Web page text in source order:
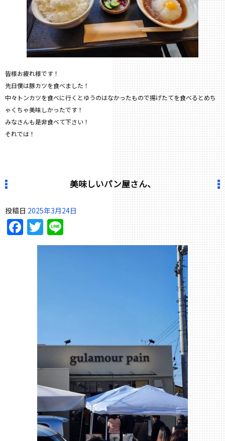
皆様お疲れ様です！
先日僕は豚カツを食べました！
中々トンカツを食べに行くとゆうのはなかったもので揚げたてを食べるとめち
ゃくちゃ美味しかったです！
みなさんも是非食べて下さい！
それでは！
美味しいパン屋さん、
投稿日 2025年3月24日
Facebook
Twitter